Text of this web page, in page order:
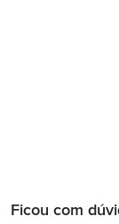
Ficou com